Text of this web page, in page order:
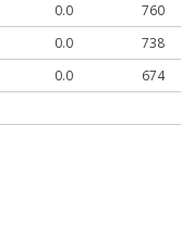
0.0 760
0.0 738
0.0 674